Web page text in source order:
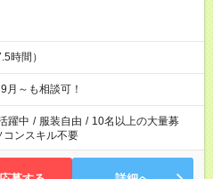
時間）
～も相談可！
躍中 / 服装自由 / 10名以上の大量募
コンスキル不要